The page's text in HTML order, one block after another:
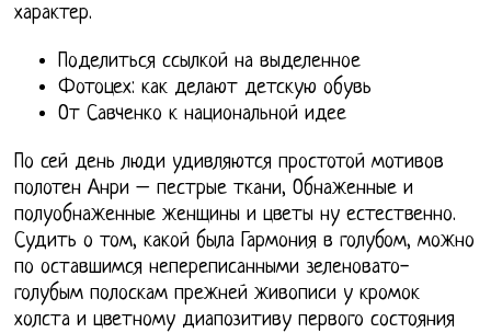
характер.
Поделиться ссылкой на выделенное
Фотоцех: как делают детскую обувь
От Савченко к национальной идее
По сей день люди удивляются простотой мотивов
полотен Анри – пестрые ткани, Обнаженные и
полуобнаженные женщины и цветы ну естественно.
Судить о том, какой была Гармония в голубом, можно
по оставшимся непереписанными зеленовато-
голубым полоскам прежней живописи у кромок
холста и цветному диапозитиву первого состояния